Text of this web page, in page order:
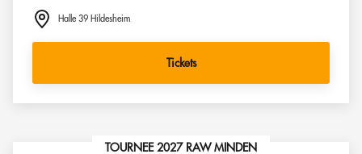
Halle 39 Hildesheim
Tickets
TOURNEE 2027 RAW MINDEN